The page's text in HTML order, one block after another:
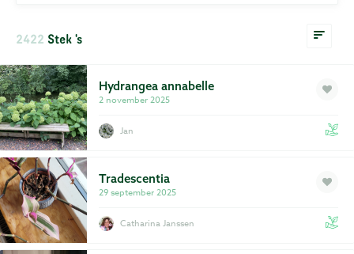
2422 Stek 's
Hydrangea annabelle
2 november 2025
Jan
Tradescentia
29 september 2025
Catharina Janssen